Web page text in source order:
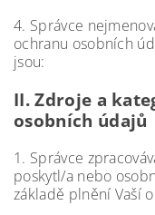
4. Správce
ochranu osobních
jsou:
II.Zdroje a
osobních údajů
1. Správce
poskytl/a nebo
základě plnění Vaší